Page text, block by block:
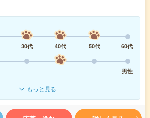
30代 40代 50代
60代
男性
もっと見る